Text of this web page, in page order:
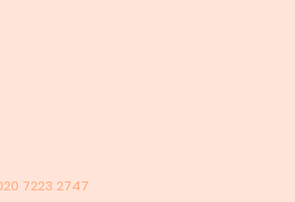
7223 2747